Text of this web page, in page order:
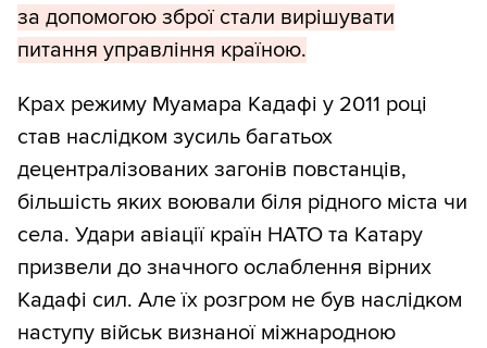
за допомогою зброї стали вирішувати
питання управління країною.
Крах режиму Муамара Кадафі у 2011 році
став наслідком зусиль багатьох
децентралізованих загонів повстанців,
більшість яких воювали біля рідного міста чи
села. Удари авіації країн НАТО та Катару
призвели до значного ослаблення вірних
Кадафі сил. Але їх розгром не був наслідком
наступу військ визнаної міжнародною